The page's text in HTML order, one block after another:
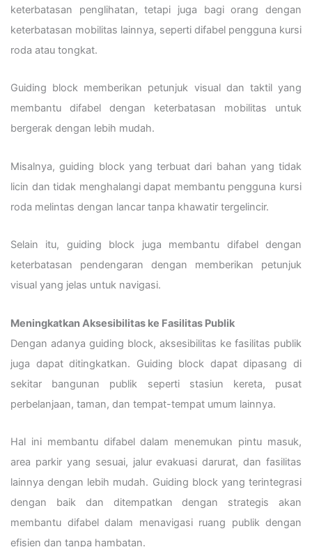
keterbatasan penglihatan, tetapi juga bagi orang dengan
keterbatasan mobilitas lainnya, seperti difabel pengguna kursi
roda atau tongkat.
Guiding block memberikan petunjuk visual dan taktil yang
membantu difabel dengan keterbatasan mobilitas untuk
bergerak dengan lebih mudah.
Misalnya, guiding block yang terbuat dari bahan yang tidak
licin dan tidak menghalangi dapat membantu pengguna kursi
roda melintas dengan lancar tanpa khawatir tergelincir.
Selain itu, guiding block juga membantu difabel dengan
keterbatasan pendengaran dengan memberikan petunjuk
visual yang jelas untuk navigasi.
Meningkatkan Aksesibilitas ke Fasilitas Publik
Dengan adanya guiding block, aksesibilitas ke fasilitas publik
juga dapat ditingkatkan. Guiding block dapat dipasang di
sekitar bangunan publik seperti stasiun kereta, pusat
perbelanjaan, taman, dan tempat-tempat umum lainnya.
Hal ini membantu difabel dalam menemukan pintu masuk,
area parkir yang sesuai, jalur evakuasi darurat, dan fasilitas
lainnya dengan lebih mudah. Guiding block yang terintegrasi
dengan baik dan ditempatkan dengan strategis akan
membantu difabel dalam menavigasi ruang publik dengan
efisien dan tanpa hambatan.